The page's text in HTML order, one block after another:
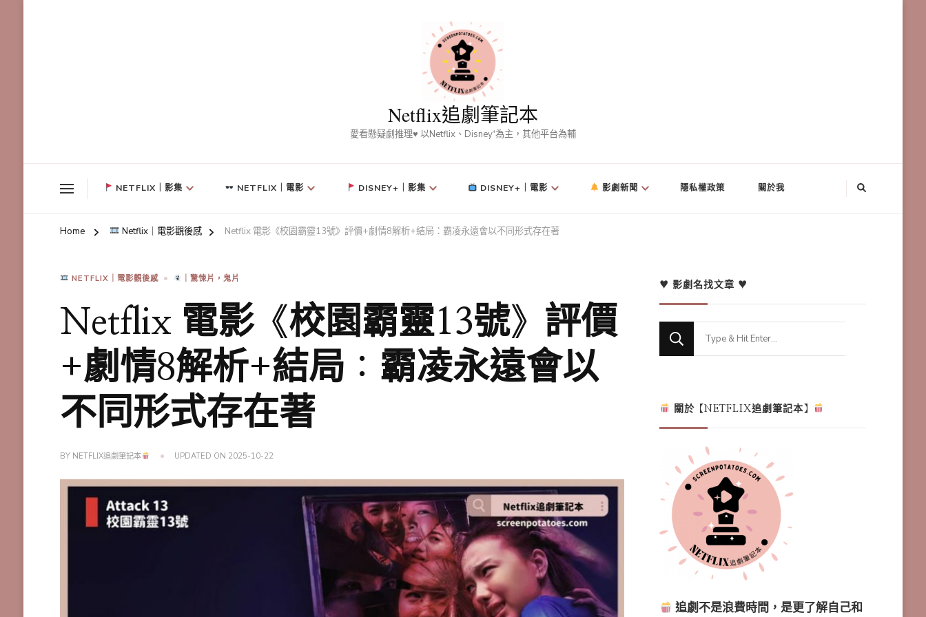
Netflix追劇筆記本
愛看懸疑劇推理♥ 以Netflix、Disney⁺為主，其他平台為輔
NETFLIX｜影集 NETFLIX｜電影 DISNEY+｜影集 DISNEY+｜電影 影劇新聞 隱私權政策 關於我
Home Netflix｜電影觀後感 Netflix 電影《校園霸靈13號》評價+劇情8解析+結局：霸凌永遠會以不同形式存在著
NETFLIX｜電影觀後感 ｜驚悚片，鬼片
Netflix 電影《校園霸靈13號》評價
+劇情8解析+結局：霸凌永遠會以
不同形式存在著
BY NETFLIX追劇筆記本 UPDATED ON 2025-10-22
♥ 影劇名找文章 ♥
Looking
關於【NETFLIX追劇筆記本】
追劇不是浪費時間，是更了解自己和